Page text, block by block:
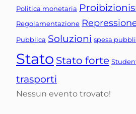
Politica monetaria
Regolamentazione
Pubblica Soluzioni spesa
Stato Stato forte
trasporti
Nessun evento trovato!